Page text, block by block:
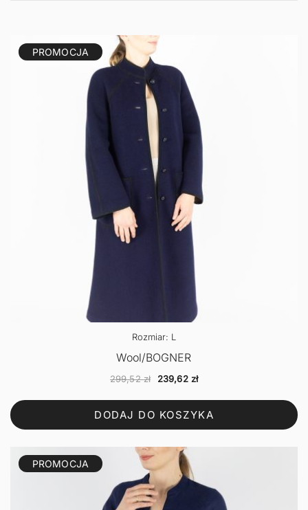
PROMOCJA
Rozmiar: L
Wool/BOGNER
299,52zł
Pierwotna
wynosiła:
299,52 zł.
239,62 złAktualna
wynosi:
239,62 zł.
DODAJ DO KOSZYKA
PROMOCJA